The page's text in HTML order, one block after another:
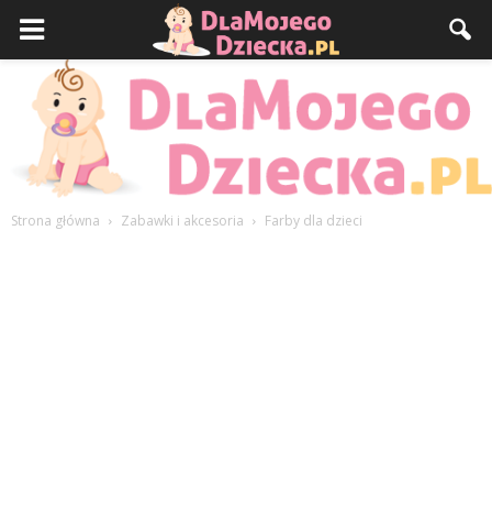
Strona główna Zabawki i akcesoria Farby dla dzieci